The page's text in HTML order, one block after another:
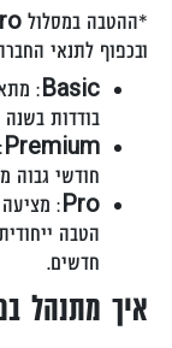
*ההטבה במסלול
ובכפוף לתנאי
Basic
:
בודדות
Premium
חודשי גבוה
Pro
:
הטבה
חדשים.
איך מתנהל